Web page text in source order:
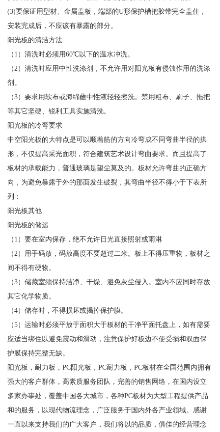
(3)要保证用型材、金属盖板，端部的U形保护槽把胶带完全盖住，
安装完成后，不应该有暴露的部分。
阳光板的清洁方法
（1）清洗时必须用60℃以下的温水冲洗。
（2）清洗时应用中性洗涤剂，不允许用对阳光板有侵蚀作用的洗涤
剂。
（3）要求用软布或海绵蘸中性液轻轻擦洗。禁用粗布、刷子、拖把
等其它坚硬、锐利工具实施清洗。
阳光板的冷弯要求
中空阳光板的大特点是可以顺着筋的方向冷弯成不同弯曲半径的拱
形，不仅提高采光面积，符合建筑艺术设计弯曲要求。而且提高了
板材的承载能力，普通玻璃是望尘莫及的。板材允许弯曲的正确方
向，为避免暴露于外的那面发生破裂，其弯曲半径不得小于下表所
列：
阳光板其他
阳光板的储运
（1）要在室内保存，绝不允许日光直接照射或雨淋
（2）用手码放，码放高度不要超过二米。板上不得压重物，板材之
间不得有硬物。
（3）储藏室须保持洁净、干燥、避免灰尘侵入。室内不应同时存放
其它化学物质。
（4）储存时，不得损坏或揭掉保护膜。
（5）运输时必须平放于面积大于板材的干净平面托盘上，如有需要
应适当绑住以避免震动和滑动，注意保护好板边不使受损和双面保
护膜保持完整无缺。
阳光板，耐力板，PC阳光板，PC耐力板，PC板材在全国范围内拥有
强大的客户群体，高素质服务团队，完善的销售网络，在国内设立
多家办事处，覆盖中国各大城市，各种PC板材为大型工程提供产品
和的服务，以现代物流理念，广泛服务于国内外各产业领域。感谢
一直以来支持我们的广大客户，我们将以的品质，俱佳的经营理念